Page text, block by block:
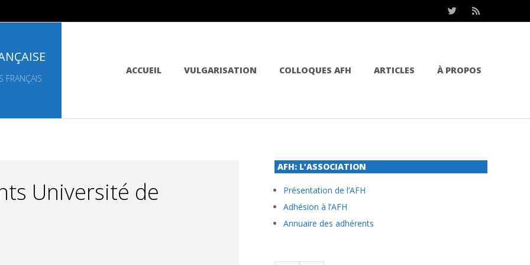
FRANÇAIS
ACCUEIL VULGARISATION COLLOQUES AFH ARTICLES À PROPOS
Université de
AFH: L’ASSOCIATION
Présentation de l’AFH
Adhésion à l’AFH
Annuaire des adhérents